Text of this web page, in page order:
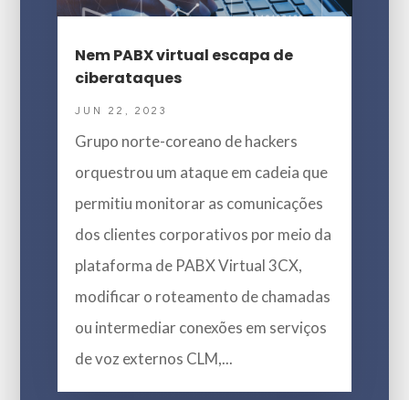
Nem PABX virtual escapa de
ciberataques
JUN 22, 2023
Grupo norte-coreano de hackers
orquestrou um ataque em cadeia que
permitiu monitorar as comunicações
dos clientes corporativos por meio da
plataforma de PABX Virtual 3CX,
modificar o roteamento de chamadas
ou intermediar conexões em serviços
de voz externos CLM,...